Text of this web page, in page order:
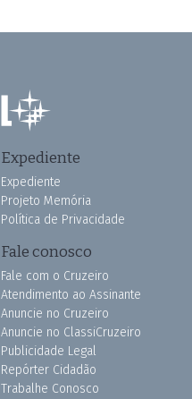
Expediente
Expediente
Projeto Memória
Política de Privacidade
Fale conosco
Fale com o Cruzeiro
Atendimento ao Assinante
Anuncie no Cruzeiro
Anuncie no ClassiCruzeiro
Publicidade Legal
Repórter Cidadão
Trabalhe Conosco